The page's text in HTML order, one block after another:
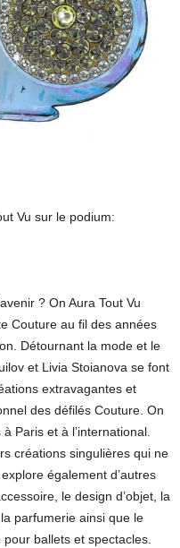
Vu sur le podium:
? On Aura Tout Vu
Couture au fil des années
Détournant la mode et le
et Livia Stoianova se font
extravagantes et
des défilés Couture. On
Paris et à l’international.
créations singulières qui ne
également d’autres
le design d’objet, la
parfumerie ainsi que le
ballets et spectacles.